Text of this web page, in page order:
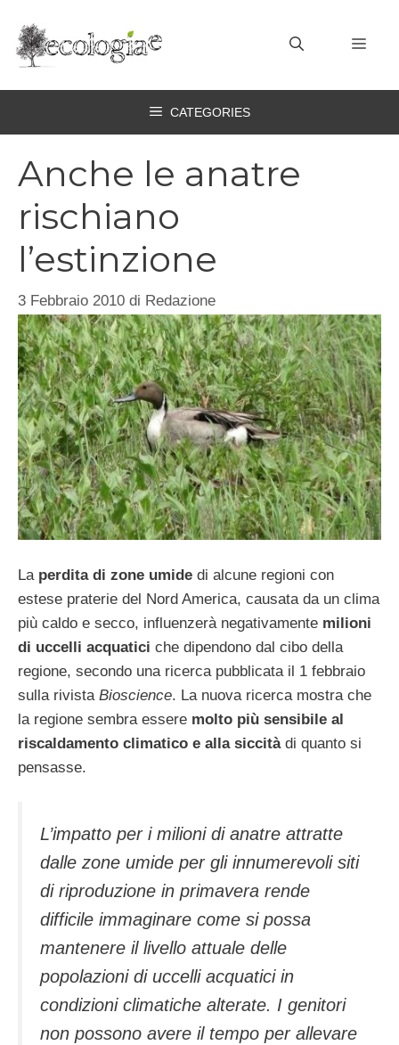
contenuto
CATEGORIES
Anche le anatre
rischiano
l’estinzione
3 Febbraio 2010 di Redazione
La perdita di zone umide di alcune regioni con
estese praterie del Nord America, causata da un clima
più caldo e secco, influenzerà negativamente milioni
di uccelli acquatici che dipendono dal cibo della
regione, secondo una ricerca pubblicata il 1 febbraio
sulla rivista Bioscience. La nuova ricerca mostra che
la regione sembra essere molto più sensibile al
riscaldamento climatico e alla siccità di quanto si
pensasse.
L’impatto per i milioni di anatre attratte
dalle zone umide per gli innumerevoli siti
di riproduzione in primavera rende
difficile immaginare come si possa
mantenere il livello attuale delle
popolazioni di uccelli acquatici in
condizioni climatiche alterate. I genitori
non possono avere il tempo per allevare